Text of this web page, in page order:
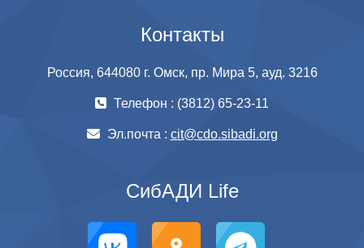
Контакты
Россия, 644080 г. Омск, пр. Мира 5, ауд. 3216
Телефон : (3812) 65-23-11
Эл.почта : cit@cdo.sibadi.org
СибАДИ Life